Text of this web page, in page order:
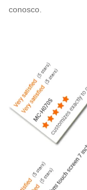
conosco.